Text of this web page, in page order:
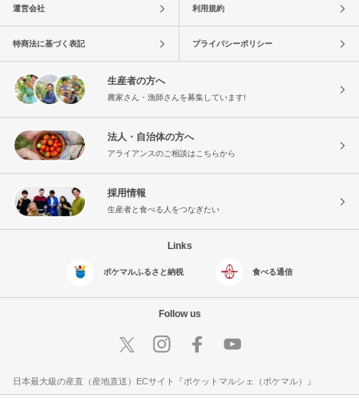
運営会社 利用規約
特商法に基づく表記 プライバシーポリシー
生産者の方へ
農家さん・漁師さんを募集しています!
法人・自治体の方へ
アライアンスのご相談はこちらから
採用情報
生産者と食べる人をつなぎたい
Links
ポケマルふるさと納税 食べる通信
Follow us
日本最大級の産直（産地直送）ECサイト『ポケットマルシェ（ポケマル）』